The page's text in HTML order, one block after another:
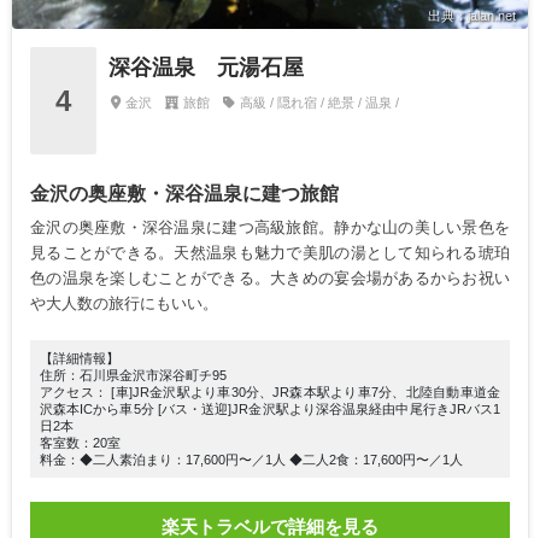
出典：jalan.net
4
深谷温泉 元湯石屋
金沢 旅館 高級 / 隠れ宿 / 絶景 / 温泉 /
金沢の奥座敷・深谷温泉に建つ旅館
金沢の奥座敷・深谷温泉に建つ高級旅館。静かな山の美しい景色を
見ることができる。天然温泉も魅力で美肌の湯として知られる琥珀
色の温泉を楽しむことができる。大きめの宴会場があるからお祝い
や大人数の旅行にもいい。
【詳細情報】
住所：石川県金沢市深谷町チ95
アクセス： [車]JR金沢駅より車30分、JR森本駅より車7分、北陸自動車道金
沢森本ICから車5分 [バス・送迎]JR金沢駅より深谷温泉経由中尾行きJRバス1
日2本
客室数：20室
料金：◆二人素泊まり：17,600円〜／1人 ◆二人2食：17,600円〜／1人
楽天トラベルで詳細を見る